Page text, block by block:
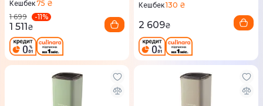
Кешбек75 ₴
1 699
-11%
1 511₴
Кешбек130 ₴
2 609₴